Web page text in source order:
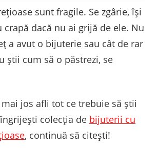
sunt fragile. Se zgârie, își
dacă nu ai grijă de ele. Nu
a avut o bijuterie sau cât de rar
știi cum să o păstrezi, se
jos afli tot ce trebuie să știi
colecția de bijuterii cu
, continuă să citești!